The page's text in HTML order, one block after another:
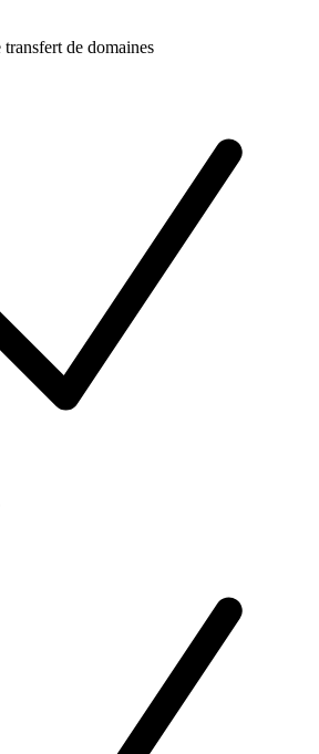
transfert de domaines